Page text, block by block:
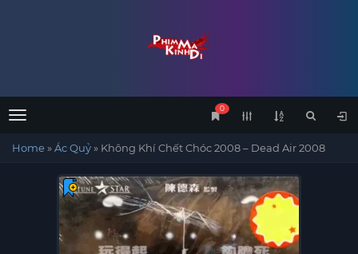
Menu
0
Home»Ác Quỷ» Không Khí Chết Chóc 2008 – Dead Air 2008